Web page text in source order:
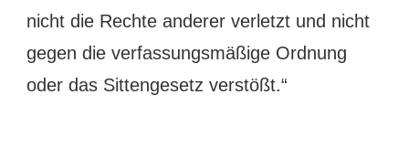
nicht die Rechte anderer verletzt und nicht
gegen die verfassungsmäßige Ordnung
oder das Sittengesetz verstößt.“